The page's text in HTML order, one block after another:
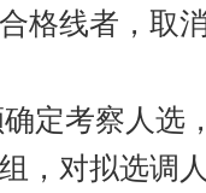
格线者，取
定考察人选
，对拟选调